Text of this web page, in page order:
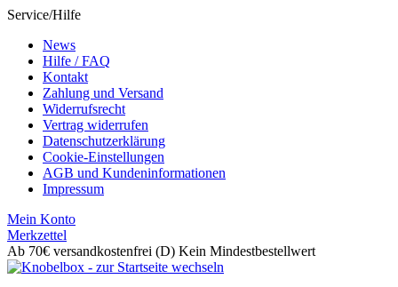
Service/Hilfe
News
Hilfe / FAQ
Kontakt
Zahlung und Versand
Widerrufsrecht
Vertrag widerrufen
Datenschutzerklärung
Cookie-Einstellungen
AGB und Kundeninformationen
Impressum
Mein Konto
Merkzettel
Ab 70€ versandkostenfrei (D) Kein Mindestbestellwert